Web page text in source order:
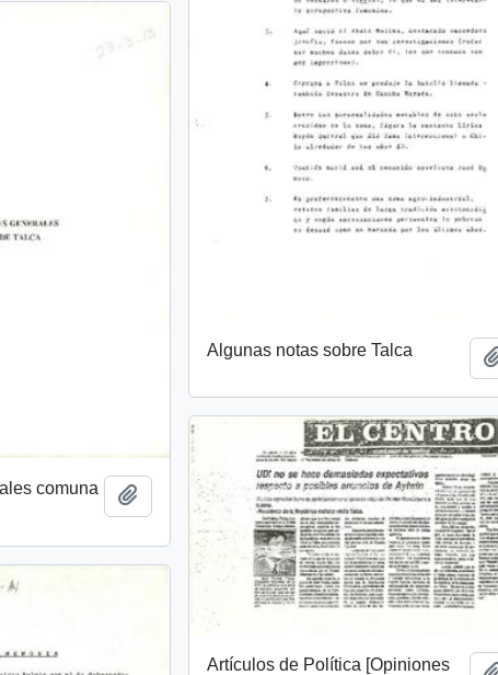
Algunas notas sobre Talca
comuna
Añadir al portapapeles
Artículos de Política [Opiniones